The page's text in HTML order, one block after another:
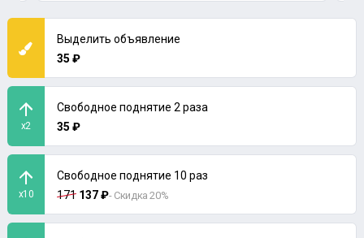
Выделить объявление
35 ₽
x2
Свободное поднятие 2 раза
35 ₽
x10
Свободное поднятие 10 раз
171 137 ₽- Скидка 20%